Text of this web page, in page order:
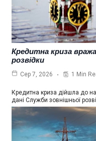
Кредитна криза
розвідки
Сер 7, 2026 1 Min
Кредитна криза дійшла до
дані Служби зовнішньої